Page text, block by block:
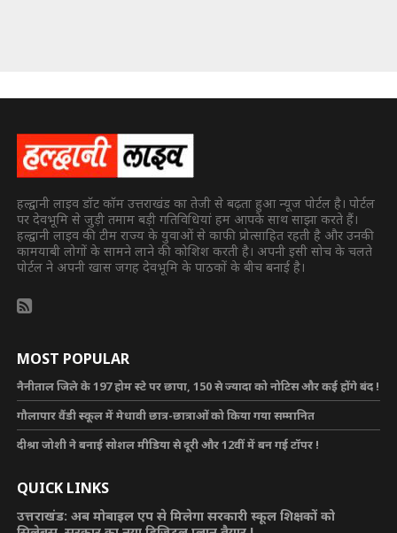
हल्द्वानी लाइव डॉट कॉम उत्तराखंड का तेजी से बढ़ता हुआ न्यूज पोर्टल है। पोर्टल
पर देवभूमि से जुड़ी तमाम बड़ी गतिविधियां हम आपके साथ साझा करते हैं।
हल्द्वानी लाइव की टीम राज्य के युवाओं से काफी प्रोत्साहित रहती है और उनकी
कामयाबी लोगों के सामने लाने की कोशिश करती है। अपनी इसी सोच के चलते
पोर्टल ने अपनी खास जगह देवभूमि के पाठकों के बीच बनाई है।
MOST POPULAR
नैनीताल जिले के 197 होम स्टे पर छापा, 150 से ज्यादा को नोटिस और कई होंगे बंद !
गौलापार वैंडी स्कूल में मेधावी छात्र-छात्राओं को किया गया सम्मानित
दीश्रा जोशी ने बनाई सोशल मीडिया से दूरी और 12वीं में बन गई टॉपर !
QUICK LINKS
उत्तराखंड: अब मोबाइल एप से मिलेगा सरकारी स्कूल शिक्षकों को